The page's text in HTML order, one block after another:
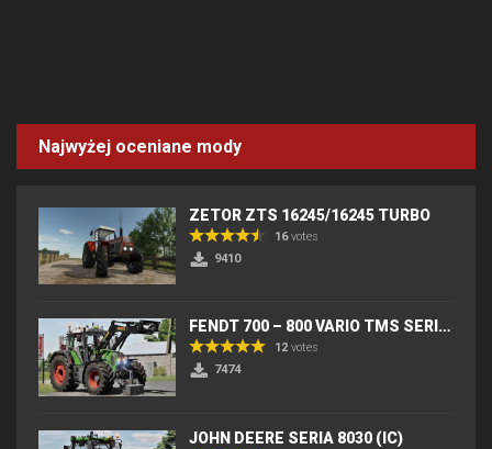
Najwyżej oceniane mody
ZETOR ZTS 16245/16245 TURBO
16votes
9410
FENDT 700 – 800 VARIO TMS SERIES (IC) V2
12 votes
7474
JOHN DEERE SERIA 8030 (IC)